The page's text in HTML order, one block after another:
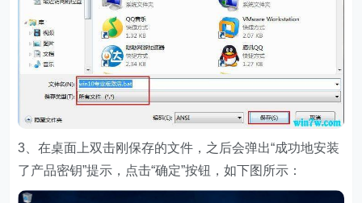
3、在桌面上双击刚保存的文件，之后会弹出“成功地安装
了产品密钥”提示，点击“确定”按钮，如下图所示：